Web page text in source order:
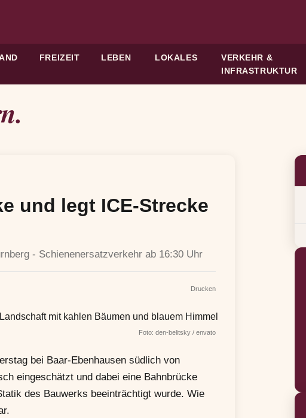
FREIZEIT LEBEN LOKALES
VERKEHR &
INFRASTRUKTUR
und legt ICE-Strecke
- Schienenersatzverkehr ab 16:30 Uhr
Drucken
Foto: den-belitsky / envato
bei Baar-Ebenhausen südlich von
eingeschätzt und dabei eine Bahnbrücke
des Bauwerks beeinträchtigt wurde. Wie